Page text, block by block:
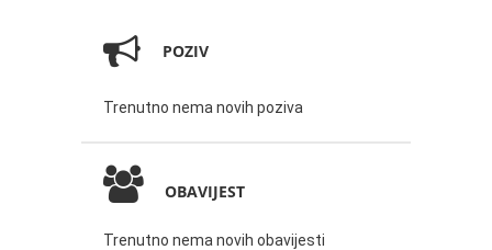
POZIV
Trenutno nema novih poziva
OBAVIJEST
Trenutno nema novih obavijesti